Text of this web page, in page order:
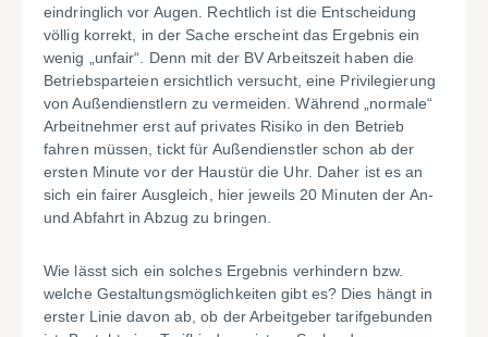
eindringlich vor Augen. Rechtlich ist die Entscheidung
völlig korrekt, in der Sache erscheint das Ergebnis ein
wenig „unfair“. Denn mit der BV Arbeitszeit haben die
Betriebsparteien ersichtlich versucht, eine Privilegierung
von Außendienstlern zu vermeiden. Während „normale“
Arbeitnehmer erst auf privates Risiko in den Betrieb
fahren müssen, tickt für Außendienstler schon ab der
ersten Minute vor der Haustür die Uhr. Daher ist es an
sich ein fairer Ausgleich, hier jeweils 20 Minuten der An-
und Abfahrt in Abzug zu bringen.
Wie lässt sich ein solches Ergebnis verhindern bzw.
welche Gestaltungsmöglichkeiten gibt es? Dies hängt in
erster Linie davon ab, ob der Arbeitgeber tarifgebunden